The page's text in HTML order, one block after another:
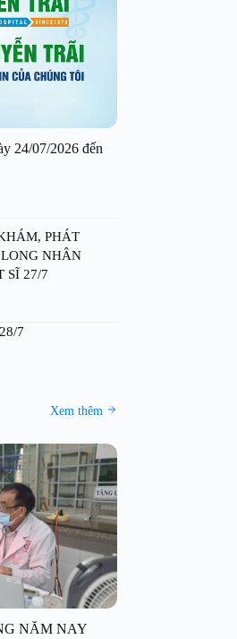
24/07/2026 đến
PHÁT
NHÂN
SĨ 27/7
7
Xem thêm
NĂM NAY